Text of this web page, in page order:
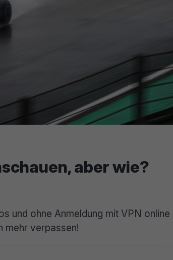
aber wie?
und ohne Anmeldung mit VPN online
mehr verpassen!